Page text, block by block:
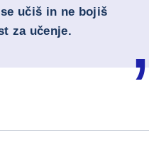
učiš in ne bojiš
za učenje.